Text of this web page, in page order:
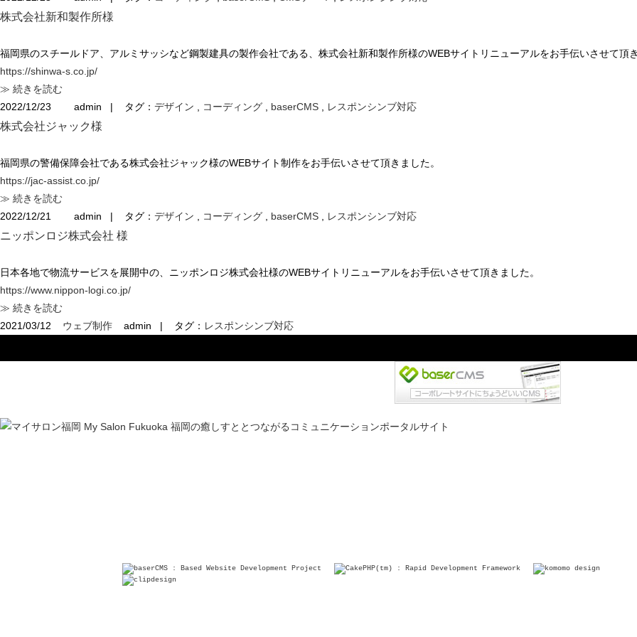
株式会社新和製作所様
福岡県のスチールドア、アルミサッシなど鋼製建具の製作会社である、株式会社新和製作所様のWEBサイトリニューアルをお手伝いさせて頂き
https://shinwa-s.co.jp/
≫ 続きを読む
2022/12/23
admin | タグ： デザイン コーディング baserCMS レスポンシンブ対応
株式会社ジャック様
福岡県の警備保障会社である株式会社ジャック様のWEBサイト制作をお手伝いさせて頂きました。
https://jac-assist.co.jp/
≫ 続きを読む
2022/12/21
admin | タグ： デザイン コーディング baserCMS レスポンシンブ対応
ニッポンロジ株式会社 様
日本各地で物流サービスを展開中の、ニッポンロジ株式会社様のWEBサイトリニューアルをお手伝いさせて頂きました。
https://www.nippon-logi.co.jp/
≫ 続きを読む
2021/03/12
ウェブ制作 admin | タグ： レスポンシンブ対応